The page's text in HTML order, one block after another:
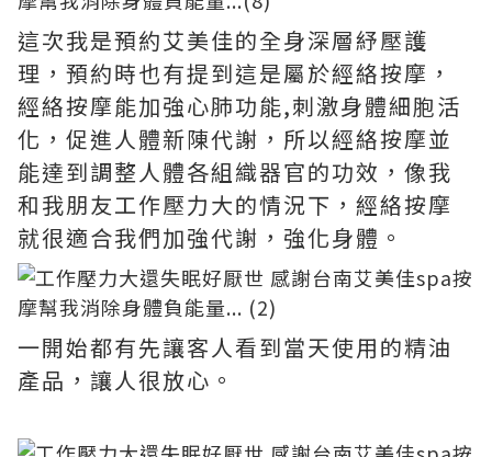
這次我是預約艾美佳的全身深層紓壓護
理，預約時也有提到這是屬於經絡按摩，
經絡按摩能加強心肺功能,刺激身體細胞活
化，促進人體新陳代謝，所以經絡按摩並
能達到調整人體各組織器官的功效，像我
和我朋友工作壓力大的情況下，經絡按摩
就很適合我們加強代謝，強化身體。
一開始都有先讓客人看到當天使用的精油
產品，讓人很放心。